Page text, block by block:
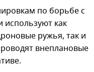
по борьбе с
используют как
ружья, так и
внеплановые